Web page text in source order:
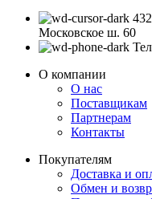
Московское ш. 60
О компании
О нас
Поставщикам
Партнерам
Контакты
Покупателям
Доставка и
Обмен и